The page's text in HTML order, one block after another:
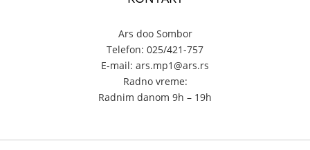
Ars doo Sombor
Telefon: 025/421-757
E-mail: ars.mp1@ars.rs
Radno vreme:
Radnim danom 9h – 19h